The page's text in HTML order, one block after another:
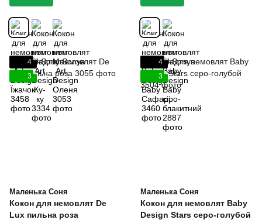
4
3
Маленька Соня
Кокон для немовлят De
Lux пильна роза
4
3
Маленька Соня
Кокон для немовлят Baby
Design Stars серо-голубой